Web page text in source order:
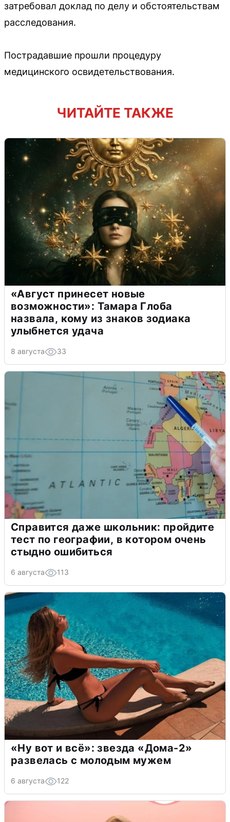
затребовал доклад по делу и обстоятельствам
расследования.
Пострадавшие прошли процедуру
медицинского освидетельствования.
ЧИТАЙТЕ ТАКЖЕ
«Август принесет новые
возможности»: Тамара Глоба
назвала, кому из знаков зодиака
улыбнется удача
8 августа 33
Справится даже школьник: пройдите
тест по географии, в котором очень
стыдно ошибиться
6 августа 113
«Ну вот и всё»: звезда «Дома-2»
развелась с молодым мужем
6 августа 122